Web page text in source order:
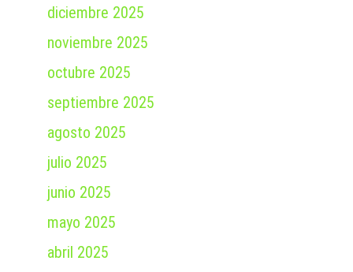
diciembre 2025
noviembre 2025
octubre 2025
septiembre 2025
agosto 2025
julio 2025
junio 2025
mayo 2025
abril 2025